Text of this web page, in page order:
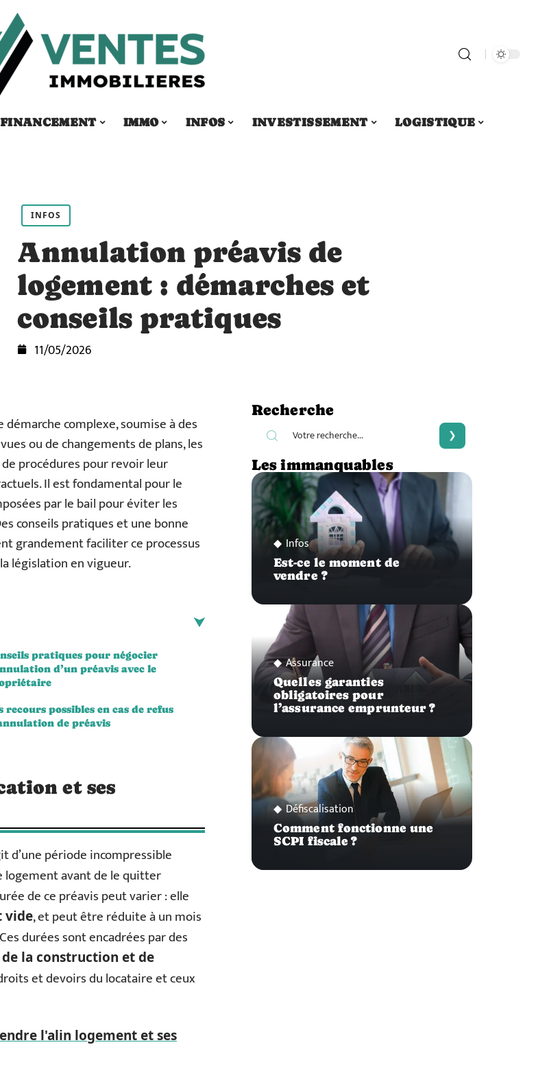
FINANCEMENT IMMO INFOS INVESTISSEMENT
LOGISTIQUE
INFOS
Annulation préavis de
logement : démarches et
conseils pratiques
11/05/2026
complexe, soumise à des
ou de changements de plans, les
procédures pour revoir leur
Il est fondamental pour le
par le bail pour éviter les
conseils pratiques et une bonne
grandement faciliter ce processus
législation en vigueur.
pratiques pour négocier
d’un préavis avec le
recours possibles en cas de refus
de préavis
et ses
d’une période incompressible
logement avant de le quitter
de ce préavis peut varier : elle
vide, et peut être réduite à un mois
durées sont encadrées par des
la construction et de
et devoirs du locataire et ceux
l'alin logement et ses
Recherche
Les immanquables
Infos
Est-ce le moment de
vendre ?
Assurance
Quelles garanties
obligatoires pour
l’assurance emprunteur ?
Défiscalisation
Comment fonctionne une
SCPI fiscale ?